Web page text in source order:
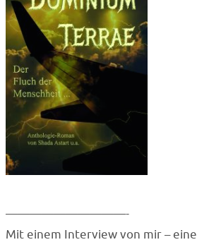
——————————-
Mit einem Inter­view von mir – eine